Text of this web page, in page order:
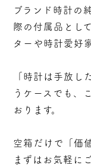
ブランド時計の
際の付属品とし
ターや時計愛好
「時計は手放し
うケースでも、
おります。
空箱だけで「価
まずはお気軽に